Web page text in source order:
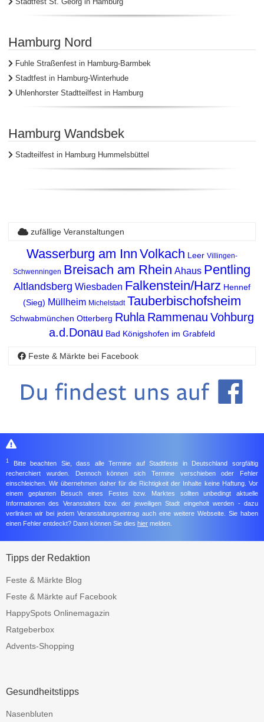
Hamburg Nord
Fuhle Straßenfest in Hamburg-Barmbek
Stadtfest in Hamburg-Winterhude
Uhlenhorster Stadtteilfest in Hamburg
Hamburg Wandsbek
Stadteilfest in Hamburg Hummelsbüttel
zufällige Veranstaltungen
Wasserburg am Inn Volkach Leer Villingen-
Schwenningen Breisach am Rhein Ahaus Pentling
Altlandsberg Wiesbaden Falkenstein/Harz Hennef
(Sieg) Müllheim Michelstadt Tauberbischofsheim
Schwabmünchen Otterberg Ruhla Rammenau Vohburg
a.d.Donau Bad Königshofen im Grabfeld
Feste & Märkte bei Facebook
1
Bitte beachten Sie, dass alle Termine auf Stadtfeste in Deutschland sorgfältig
recherchiert wurden. Dennoch können sich Termine verschieben oder Fehler
einschleichen. Wir übernehmen daher für die Richtigkeit der Inhalte keine Haftung. Vor
einem geplanten Besuch eines Festes bzw. Marktes sollten unbedingt aktuelle
Informationen des Veranstalters bzw. der jeweiligen Stadt eingeholt werden - dazu
verlinken wir bei jedem Veranstaltungseintrag auch eine weitere Webseite. Sie haben
einen Fehler entdeckt? Dann können Sie dies hier melden.
Tipps der Redaktion
Feste & Märkte Blog
Feste & Märkte auf Facebook
HappySpots Onlinemagazin
Ratgeberbox
Advents-Shopping
Gesundheitstipps
Nasenbluten